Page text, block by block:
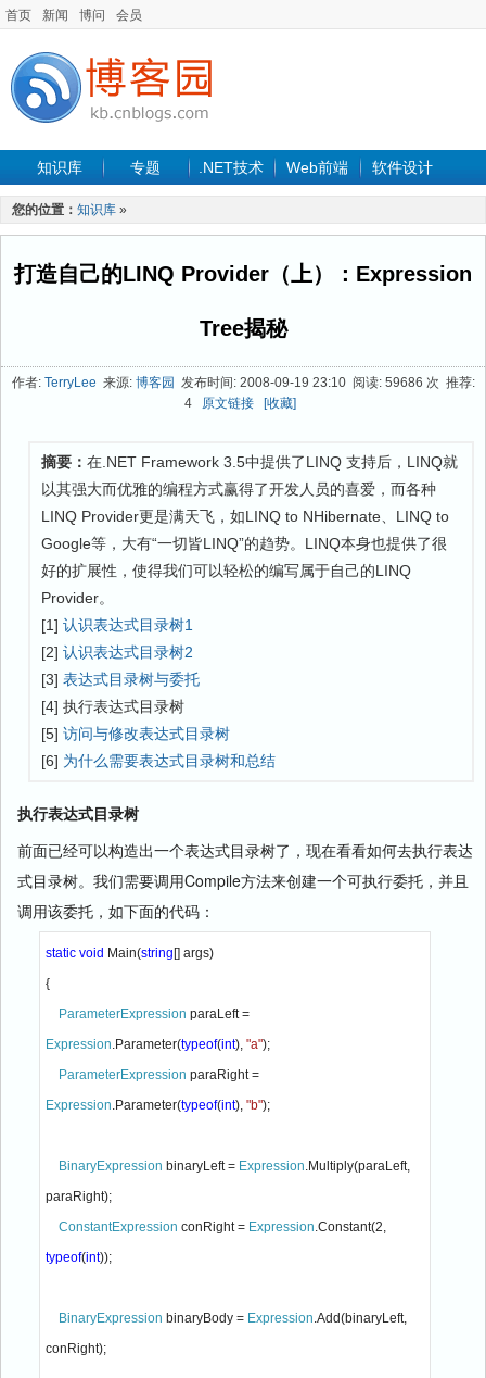
首页 新闻 博问 会员
知识库 专题 .NET技术 Web前端 软件设计
手机开发
最新文章
您的位置： 知识库 »
打造自己的LINQ Provider（上）：Expression
Tree揭秘
作者: TerryLee 来源: 博客园 发布时间: 2008-09-19 23:10 阅读: 59686 次 推荐:
4
原文链接 [收藏]
摘要： 在.NET Framework 3.5中提供了LINQ 支持后，LINQ就
以其强大而优雅的编程方式赢得了开发人员的喜爱，而各种
LINQ Provider更是满天飞，如LINQ to NHibernate、LINQ to
Google等，大有“一切皆LINQ”的趋势。LINQ本身也提供了很
好的扩展性，使得我们可以轻松的编写属于自己的LINQ
Provider。
[1] 认识表达式目录树1
[2] 认识表达式目录树2
[3] 表达式目录树与委托
[4] 执行表达式目录树
[5] 访问与修改表达式目录树
[6] 为什么需要表达式目录树和总结
执行表达式目录树
前面已经可以构造出一个表达式目录树了，现在看看如何去执行表达
式目录树。我们需要调用Compile方法来创建一个可执行委托，并且
调用该委托，如下面的代码：
static void Main(string [] args)
{
ParameterExpression
Expression.Parameter(typeof(int), "a");
ParameterExpression
Expression.Parameter(typeof(int), "b");
BinaryExpression binaryLeft = Expression.Multiply(paraLeft,
paraRight);
ConstantExpression conRight = Expression
typeof(int));
BinaryExpression binaryBody = Expression.Add(binaryLeft,
conRight);